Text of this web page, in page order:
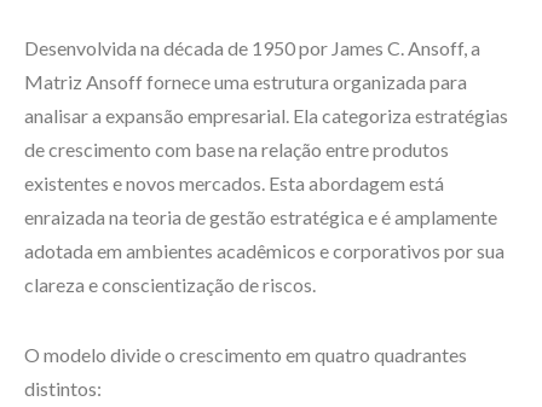
Desenvolvida na década de 1950 por James C. Ansoff, a
Matriz Ansoff fornece uma estrutura organizada para
analisar a expansão empresarial. Ela categoriza estratégias
de crescimento com base na relação entre produtos
existentes e novos mercados. Esta abordagem está
enraizada na teoria de gestão estratégica e é amplamente
adotada em ambientes acadêmicos e corporativos por sua
clareza e conscientização de riscos.
O modelo divide o crescimento em quatro quadrantes
distintos: